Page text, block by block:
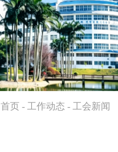
首页- 工作动态 - 工会新闻